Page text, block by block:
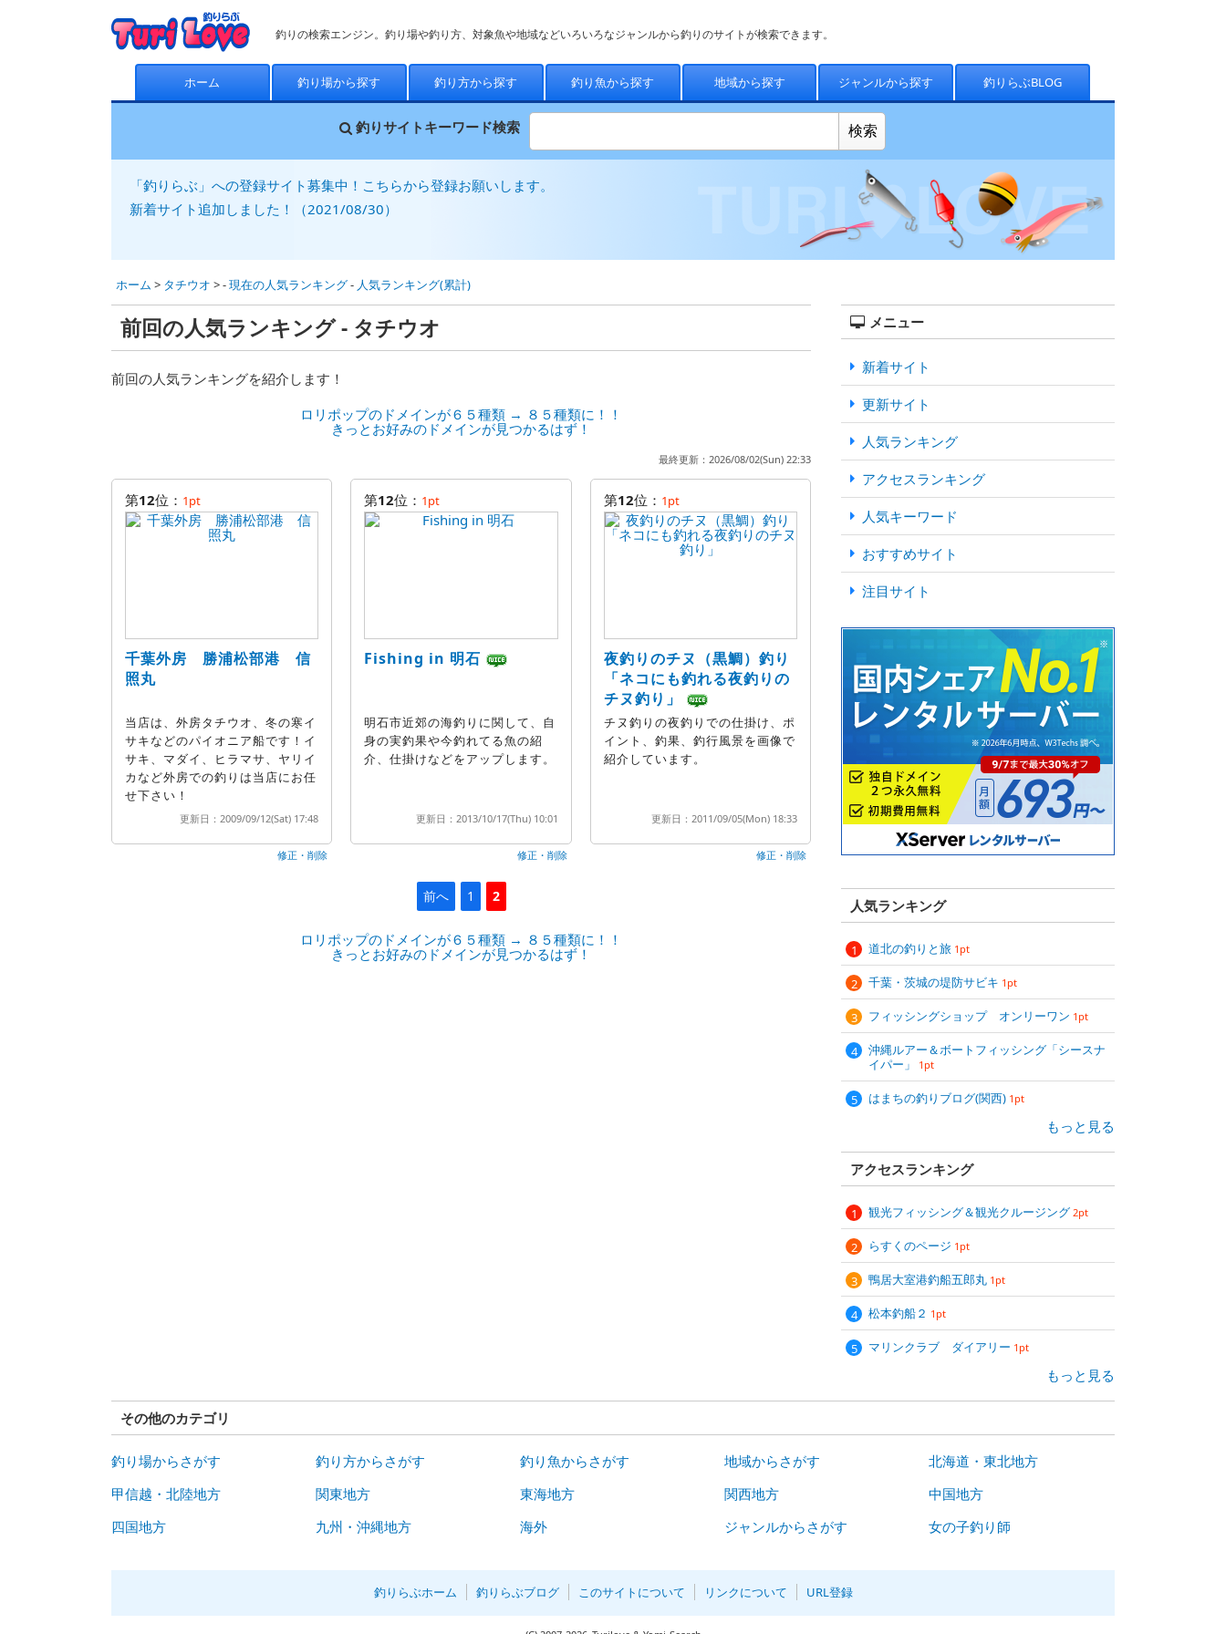
釣りの検索エンジン。釣り場や釣り方、対象魚や地域などいろいろなジャンルから釣りのサイトが検索できます。
ホーム 釣り場から探す 釣り方から探す 釣り魚から探す 地域から探す ジャンルから探す 釣りらぶBLOG
釣りサイトキーワード検索
「釣りらぶ」への登録サイト募集中！こちらから登録お願いします。
新着サイト追加しました！（2021/08/30）
ホーム > タチウオ > -現在の人気ランキング- 人気ランキング(累計)
前回の人気ランキング - タチウオ
前回の人気ランキングを紹介します！
ロリポップのドメインが６５種類 → ８５種類に！！
きっとお好みのドメインが見つかるはず！
最終更新：2026/08/02(Sun) 22:33
第12位： 1pt
千葉外房 勝浦松部港 信
照丸
当店は、外房タチウオ、冬の寒イ
サキなどのパイオニア船です！イ
サキ、マダイ、ヒラマサ、ヤリイ
カなど外房での釣りは当店にお任
せ下さい！
更新日：2009/09/12(Sat) 17:48
修正・削除
第12位： 1pt
Fishing in 明石
明石市近郊の海釣りに関して、自
身の実釣果や今釣れてる魚の紹
介、仕掛けなどをアップします。
更新日：2013/10/17(Thu) 10:01
修正・削除
第12位： 1pt
夜釣りのチヌ（黒鯛）釣り
「ネコにも釣れる夜釣りの
チヌ釣り」
チヌ釣りの夜釣りでの仕掛け、ポ
イント、釣果、釣行風景を画像で
紹介しています。
更新日：2011/09/05(Mon) 18:33
修正・削除
前へ 1 2
ロリポップのドメインが６５種類 → ８５種類に！！
きっとお好みのドメインが見つかるはず！
メニュー
新着サイト
更新サイト
人気ランキング
アクセスランキング
人気キーワード
おすすめサイト
注目サイト
人気ランキング
道北の釣りと旅 1pt
千葉・茨城の堤防サビキ 1pt
フィッシングショップ オンリーワン 1pt
沖縄ルアー＆ボートフィッシング「シースナ
イパー」
1pt
はまちの釣りブログ(関西) 1pt
もっと見る
アクセスランキング
観光フィッシング＆観光クルージング 2pt
らすくのページ 1pt
鴨居大室港釣船五郎丸 1pt
松本釣船２ 1pt
マリンクラブ ダイアリー 1pt
もっと見る
その他のカテゴリ
釣り場からさがす 釣り方からさがす 釣り魚からさがす 地域からさがす
北海道・東北地方
甲信越・北陸地方
関東地方 東海地方 関西地方
中国地方
四国地方
九州・沖縄地方 海外 ジャンルからさがす 女の子釣り師
釣りらぶホーム 釣りらぶブログ このサイトについて リンクについて URL登録